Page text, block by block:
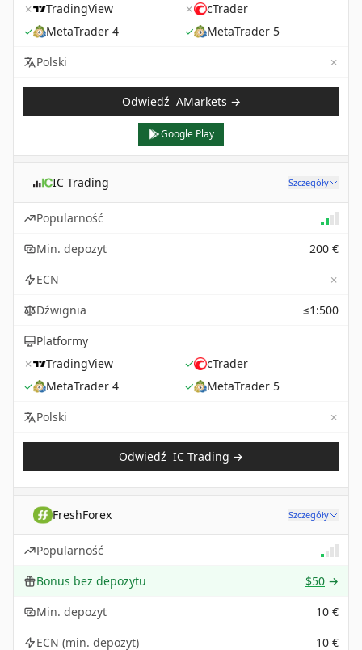
✗
TradingView ✗
cTrader
✓
MetaTrader 4 ✓
MetaTrader 5
Polski
✗
Odwiedź AMarkets →
Google Play
IC Trading Szczegóły
Popularność
Min. depozyt
200 €
ECN
✗
Dźwignia
≤1:500
Platformy
✗
TradingView ✓
cTrader
✓
MetaTrader 4 ✓
MetaTrader 5
Polski
✗
Odwiedź IC Trading →
FreshForex Szczegóły
Popularność
Bonus bez depozytu
$50 →
Min. depozyt
10 €
ECN (min. depozyt)
10 €